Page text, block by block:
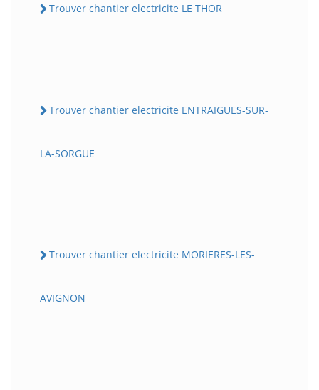
Trouver chantier electricite LE THOR
Trouver chantier electricite ENTRAIGUES-SUR-
LA-SORGUE
Trouver chantier electricite MORIERES-LES-
AVIGNON